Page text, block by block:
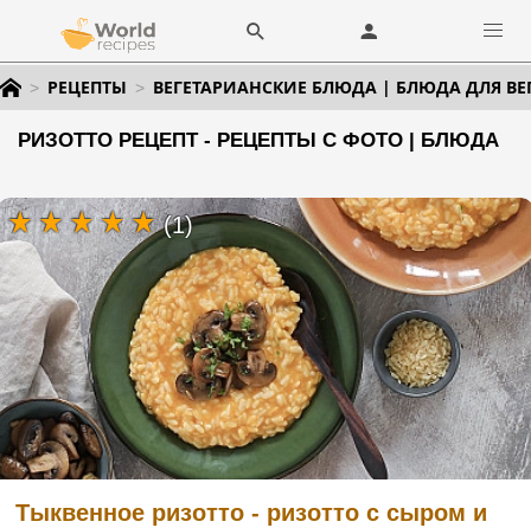
РЕЦЕПТЫ ВЕГЕТАРИАНСКИЕ БЛЮДА | БЛЮДА ДЛЯ
РИЗОТТО РЕЦЕПТ - РЕЦЕПТЫ С ФОТО | БЛЮДА
Тыквенное ризотто - ризотто с сыром и
(1)